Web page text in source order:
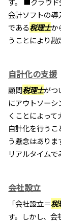
会計ソフトの導
である税理士か
うことにより勘
自計化の支援
顧問税理士がつ
にアウトソー
くことによっ
自計化を行う
う懸念はあり
リアルタイムで
会社設立
「会社設立＝税
す。しかし、会